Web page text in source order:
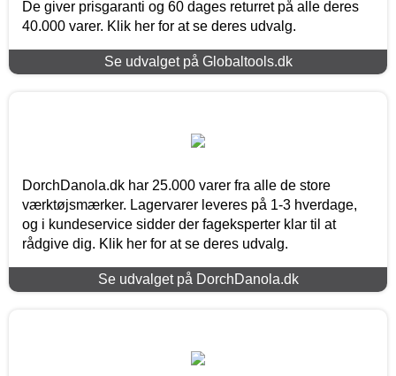
De giver prisgaranti og 60 dages returret på alle deres
40.000 varer. Klik her for at se deres udvalg.
Se udvalget på Globaltools.dk
DorchDanola.dk har 25.000 varer fra alle de store
værktøjsmærker. Lagervarer leveres på 1-3 hverdage,
og i kundeservice sidder der fageksperter klar til at
rådgive dig. Klik her for at se deres udvalg.
Se udvalget på DorchDanola.dk